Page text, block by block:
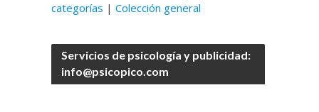
categorías |Colección general
Servicios de psicología y publicidad:
info@psicopico.com